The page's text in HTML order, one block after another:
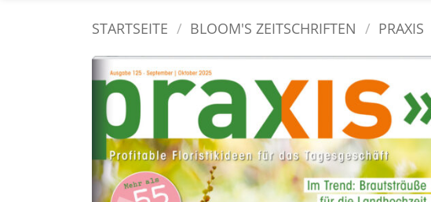
STARTSEITE / BLOOM'S ZEITSCHRIFTEN / PRAXIS
Zur
Merkliste
hinzufügen